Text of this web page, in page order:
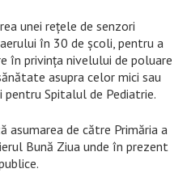
unei rețele de senzori
în 30 de școli, pentru a
în privința nivelului de poluare
asupra celor mici sau
pentru Spitalul de Pediatrie.
asumarea de către Primăria a
Bună Ziua unde în prezent